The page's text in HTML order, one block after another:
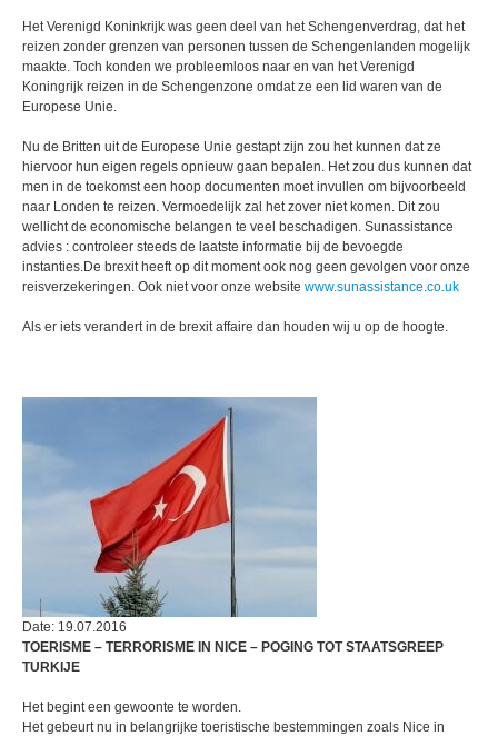
Het Verenigd Koninkrijk was geen deel van het Schengenverdrag, dat het
reizen zonder grenzen van personen tussen de Schengenlanden mogelijk
maakte. Toch konden we probleemloos naar en van het Verenigd
Koningrijk reizen in de Schengenzone omdat ze een lid waren van de
Europese Unie.
Nu de Britten uit de Europese Unie gestapt zijn zou het kunnen dat ze
hiervoor hun eigen regels opnieuw gaan bepalen. Het zou dus kunnen dat
men in de toekomst een hoop documenten moet invullen om bijvoorbeeld
naar Londen te reizen. Vermoedelijk zal het zover niet komen. Dit zou
wellicht de economische belangen te veel beschadigen. Sunassistance
advies : controleer steeds de laatste informatie bij de bevoegde
instanties.De brexit heeft op dit moment ook nog geen gevolgen voor onze
reisverzekeringen. Ook niet voor onze website www.sunassistance.co.uk
Als er iets verandert in de brexit affaire dan houden wij u op de hoogte.
Date: 19.07.2016
TOERISME – TERRORISME IN NICE – POGING TOT STAATSGREEP
TURKIJE
Het begint een gewoonte te worden.
Het gebeurt nu in belangrijke toeristische bestemmingen zoals Nice in